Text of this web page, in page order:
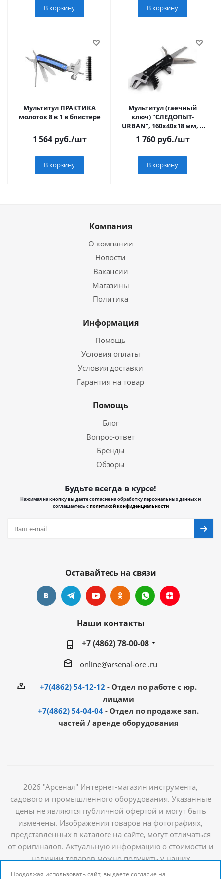
В корзину В корзину
Мультитул ПРАКТИКА
молоток 8 в 1 в блистере
1 564руб./шт
В корзину
Мультитул (гаечный
ключ) "СЛЕДОПЫТ-
URBAN", 160х40х18 мм, 7
предметов, с набором
бит, в чехле, на бли
1 760руб./шт
В корзину
Компания
О компании
Новости
Вакансии
Магазины
Политика
Информация
Помощь
Условия оплаты
Условия доставки
Гарантия на товар
Помощь
Блог
Вопрос-ответ
Бренды
Обзоры
Будьте всегда в курсе!
Нажимая на кнопку вы даете согласие на обработку персональных данных и
соглашаетесь сполитикой конфиденциальности
Оставайтесь на связи
Наши контакты
+7 (4862) 78-00-08
online@arsenal-orel.ru
+7(4862) 54-12-12 - Отдел по работе с юр.
лицами
+7(4862) 54-04-04 - Отдел по продаже зап.
частей / аренде оборудования
2026 "Арсенал" Интернет-магазин инструмента,
садового и промышленного оборудования. Указанные
цены не являются публичной офертой и могут быть
изменены. Изображения товаров на фотографиях,
представленных в каталоге на сайте, могут отличаться
от оригиналов. Актуальную информацию о стоимости и
наличии товаров можно получить у наших
менеджеров
Продолжая использовать сайт, вы даете согласие на